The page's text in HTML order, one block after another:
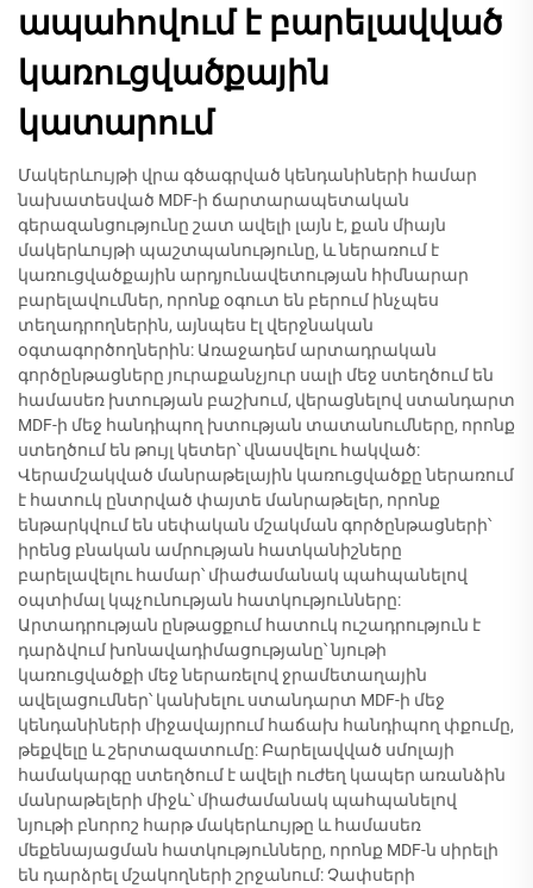
ապահովում է բարելավված
կառուցվածքային
կատարում
Մակերևույթի վրա գծագրված կենդանիների համար
նախատեսված MDF-ի ճարտարապետական
գերազանցությունը շատ ավելի լայն է, քան միայն
մակերևույթի պաշտպանությունը, և ներառում է
կառուցվածքային արդյունավետության հիմնարար
բարելավումներ, որոնք օգուտ են բերում ինչպես
տեղադրողներին, այնպես էլ վերջնական
օգտագործողներին: Առաջադեմ արտադրական
գործընթացները յուրաքանչյուր սալի մեջ ստեղծում են
համասեռ խտության բաշխում, վերացնելով ստանդարտ
MDF-ի մեջ հանդիպող խտության տատանումները, որոնք
ստեղծում են թույլ կետեր՝ վնասվելու հակված:
Վերամշակված մանրաթելային կառուցվածքը ներառում
է հատուկ ընտրված փայտե մանրաթելեր, որոնք
ենթարկվում են սեփական մշակման գործընթացների՝
իրենց բնական ամրության հատկանիշները
բարելավելու համար՝ միաժամանակ պահպանելով
օպտիմալ կպչունության հատկությունները:
Արտադրության ընթացքում հատուկ ուշադրություն է
դարձվում խոնավադիմացությանը՝ նյութի
կառուցվածքի մեջ ներառելով ջրամետաղային
ավելացումներ՝ կանխելու ստանդարտ MDF-ի մեջ
կենդանիների միջավայրում հաճախ հանդիպող փքումը,
թեքվելը և շերտազատումը: Բարելավված սմոլայի
համակարգը ստեղծում է ավելի ուժեղ կապեր առանձին
մանրաթելերի միջև՝ միաժամանակ պահպանելով
նյութի բնորոշ հարթ մակերևույթը և համասեռ
մեքենայացման հատկությունները, որոնք MDF-ն սիրելի
են դարձրել մշակողների շրջանում: Չափսերի